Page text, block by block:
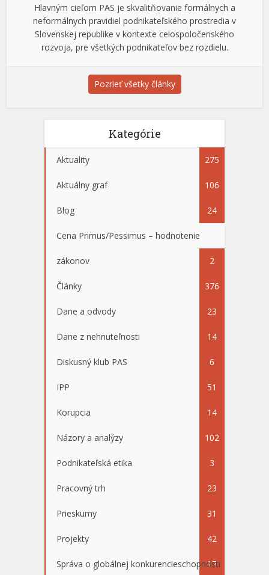
Hlavným cieľom PAS je skvalitňovanie formálnych a
neformálnych pravidiel podnikateľského prostredia v
Slovenskej republike v kontexte celospoločenského
rozvoja, pre všetkých podnikateľov bez rozdielu.
Pozrieť všetky články
Kategórie
Aktuality 275
Aktuálny graf 106
Blog 24
Cena Primus/Pessimus – hodnotenie
zákonov 2
Články 376
Dane a odvody 23
Dane z nehnuteľnosti 14
Diskusný klub PAS 6
IPP 51
Korupcia 14
Názory a analýzy 102
Podnikateľská etika 3
Pracovný trh 23
Prieskumy 31
Projekty 42
Správa o globálnej konkurencieschopnosti
17